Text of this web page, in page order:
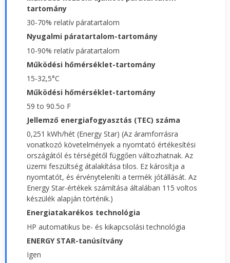
tartomány
30-70% relatív páratartalom
Nyugalmi páratartalom-tartomány
10-90% relatív páratartalom
Működési hőmérséklet-tartomány
15-32,5°C
Működési hőmérséklet-tartomány
59 to 90.5o F
Jellemző energiafogyasztás (TEC) száma
0,251 kWh/hét (Energy Star) (Az áramforrásra
vonatkozó követelmények a nyomtató értékesítési
országától és térségétől függően változhatnak. Az
üzemi feszültség átalakítása tilos. Ez károsítja a
nyomtatót, és érvényteleníti a termék jótállását. Az
Energy Star-értékek számítása általában 115 voltos
készülék alapján történik.)
Energiatakarékos technológia
HP automatikus be- és kikapcsolási technológia
ENERGY STAR-tanúsítvány
Igen